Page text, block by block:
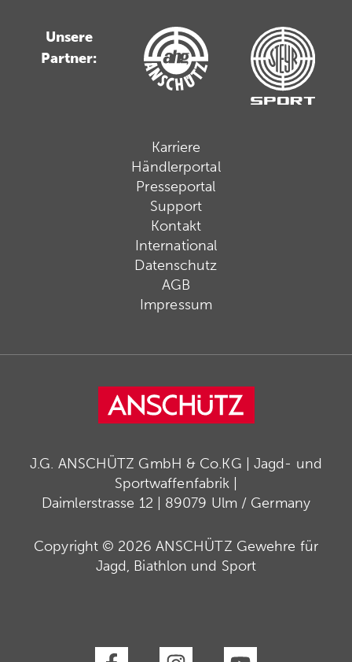
Unsere
Partner:
Karriere
Händlerportal
Presseportal
Support
Kontakt
International
Datenschutz
AGB
Impressum
J.G. ANSCHÜTZ GmbH & Co.KG | Jagd- und
Sportwaffenfabrik |
Daimlerstrasse 12 | 89079 Ulm / Germany
Copyright © 2026 ANSCHÜTZ Gewehre für
Jagd, Biathlon und Sport